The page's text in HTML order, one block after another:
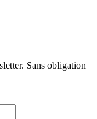
Sans obligation